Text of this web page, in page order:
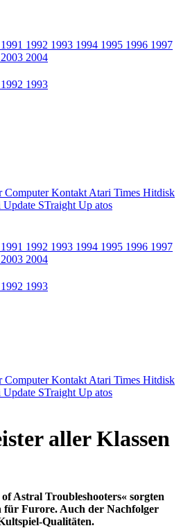
1991 1992 1993 1994 1995 1996 1997
2003 2004
1992 1993
Computer Kontakt Atari Times Hitdisk
Update STraight Up atos
1991 1992 1993 1994 1995 1996 1997
2003 2004
1992 1993
Computer Kontakt Atari Times Hitdisk
Update STraight Up atos
aller Klassen
Astral Troubleshooters« sorgten
für Furore. Auch der Nachfolger
Qualitäten.